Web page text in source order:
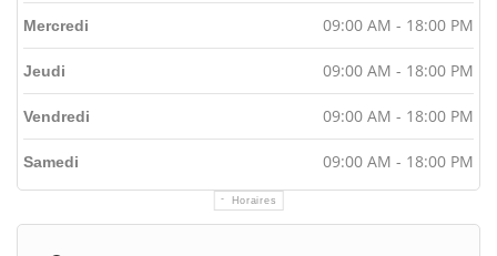
Horaires
Mercredi 09:00 AM - 18:00 PM
Jeudi 09:00 AM - 18:00 PM
Vendredi 09:00 AM - 18:00 PM
Samedi 09:00 AM - 18:00 PM